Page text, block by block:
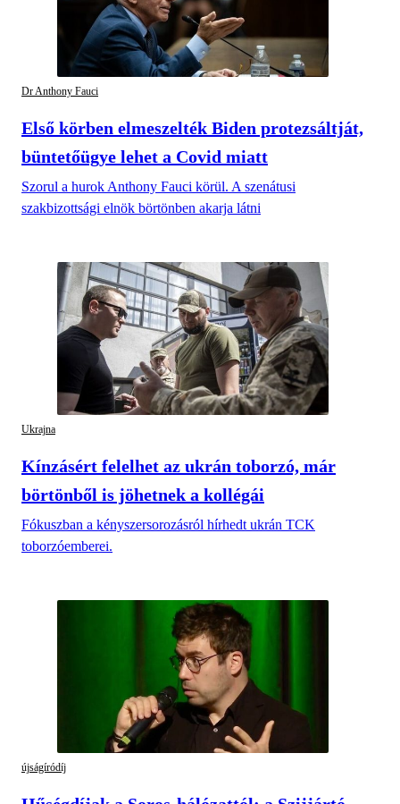
Dr Anthony Fauci
Első körben elmeszelték Biden protezsáltját,
büntetőügye lehet a Covid miatt
Szorul a hurok Anthony Fauci körül. A szenátusi
szakbizottsági elnök börtönben akarja látni
Ukrajna
Kínzásért felelhet az ukrán toborzó, már
börtönből is jöhetnek a kollégái
Fókuszban a kényszersorozásról hírhedt ukrán TCK
toborzóemberei.
újságíródíj